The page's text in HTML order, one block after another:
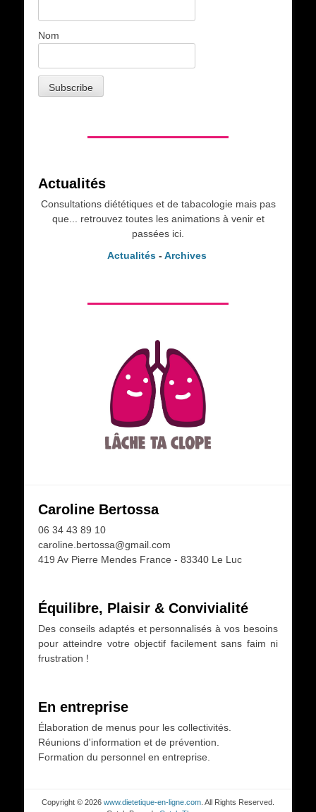
Nom
Actualités
Consultations diététiques et de tabacologie mais pas
que... retrouvez toutes les animations à venir et
passées ici.
Actualités- Archives
Caroline Bertossa
06 34 43 89 10
caroline.bertossa@gmail.com
419 Av Pierre Mendes France - 83340 Le Luc
Équilibre, Plaisir & Convivialité
Des conseils adaptés et personnalisés à vos besoins
pour atteindre votre objectif facilement sans faim ni
frustration !
En entreprise
Élaboration de menus pour les collectivités.
Réunions d'information et de prévention.
Formation du personnel en entreprise.
Copyright © 2026 www.dietetique-en-ligne.com . All Rights Reserved.